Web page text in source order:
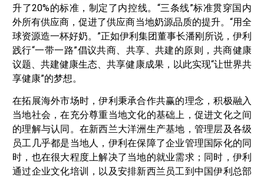
升了20%的标准，制定了内控线。“三条线”标准贯穿国内
外所有供应商，促进了供应商当地奶源品质的提升。“用全
球资源造一杯好奶。”正如伊利集团董事长潘刚所说，伊利
践行“一带一路”倡议共商、共享、共建的原则，共商健康
议题、共建健康生态、共享健康成果，以此实现“让世界共
享健康”的梦想。
在拓展海外市场时，伊利秉承合作共赢的理念，积极融入
当地社会，在充分尊重当地文化的基础上，促进文化之间
的理解与认同。在新西兰大洋洲生产基地，管理层及各级
员工几乎都是当地人，伊利在保障了企业管理国际化的同
时，也在很大程度上解决了当地的就业需求；同时，伊利
通过企业文化培训，以及安排新西兰员工到中国伊利总部